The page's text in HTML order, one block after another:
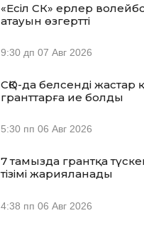
«Есіл СК» ерлер
атауын өзгертті
9:30 дп 07 Авг 2026
СҚО-да белсенді жастар
гранттарға ие болды
5:30 пп 06 Авг 2026
7 тамызда грантқа
тізімі жарияланады
4:38 пп 06 Авг 2026